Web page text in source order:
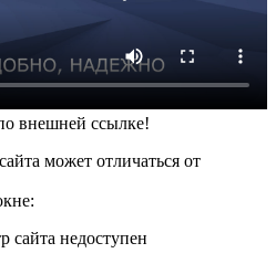
внешней ссылке!
может отличаться от
сайта недоступен